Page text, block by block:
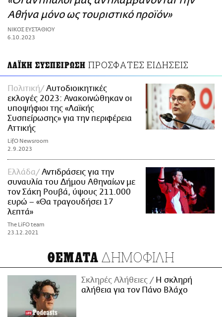
ΑΜΠΑ
PRINT
Αθήνα μόνο ως τουριστικό προϊόν»
ΝΙΚΟΣ ΕΥΣΤΑΘΙΟΥ
6.10.2023
ΛΑΪΚΗ ΣΥΣΠΕΙΡΩΣΗ ΠΡΟΣΦΑΤΕΣ ΕΙΔΗΣΕΙΣ
Πολιτική
Αυτοδιοικητικές
εκλογές 2023: Ανακοινώθηκαν οι
υποψήφιοι της «Λαϊκής
Συσπείρωσης» για την περιφέρεια
Αττικής
LifO Newsroom
2.9.2023
Ελλάδα
Αντιδράσεις για την
συναυλία του Δήμου Αθηναίων με
τον Σάκη Ρουβά, ύψους 211.000
ευρώ – «Θα τραγουδήσει 17
λεπτά»
The LiFO team
23.12.2021
ΘΕΜΑΤΑ ΔΗΜΟΦΙΛΗ
Σκληρές Αλήθειες
H σκληρή
αλήθεια για τον Πάνο Βλάχο